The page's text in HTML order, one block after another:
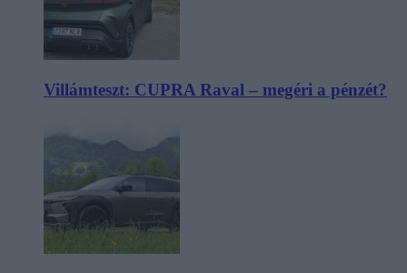
Villámteszt: CUPRA Raval – megéri a pénzét?